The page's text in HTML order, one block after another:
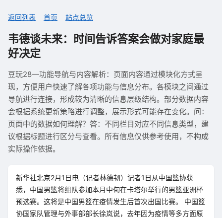
返回列表 首页 站点总览
韦德谈未来：时间告诉答案会做对家庭最
好决定
豆玩28—功能导航与内容解析：页面内容通过模块化方式呈
现，方便用户快速了解各项功能与信息分布。各模块之间通过
导航进行连接，形成较为清晰的信息层级结构。部分数据内容
会根据系统更新策略进行调整，展示形式可能存在变化。问：
页面中的数据如何理解？答：不同栏目对应不同信息类型，建
议根据标题进行区分与查看。所有信息仅供参考使用，不构成
实际操作依据。
新华社北京2月1日电（记者林德韧）记者1日从中国篮协获
悉，中国男篮将组队参加本月中旬在卡塔尔举行的男篮亚洲杯
预选赛。这将是中国男篮在疫情发生后首次出国比赛。 中国篮
协国家队管理与外事部部长徐岚说，去年因为疫情等多方面原